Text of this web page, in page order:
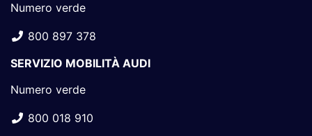
Numero verde
800 897 378
SERVIZIO MOBILITÀ AUDI
Numero verde
800 018 910